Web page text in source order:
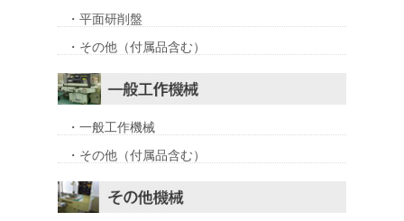
・平面研削盤
・その他（付属品含む）
・一般工作機械
・その他（付属品含む）